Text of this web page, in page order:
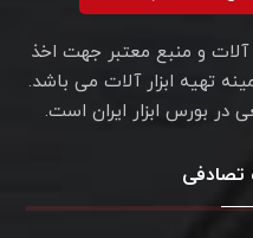
آلات و منبع معتبر جهت اخذ
تهیه ابزار آلات می باشد.
در بورس ابزار ایران است.